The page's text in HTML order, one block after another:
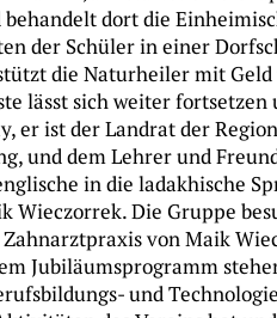
dort die
der Schüler in einer
die Naturheiler mit
lässt sich weiter fortsetzen
er ist der Landrat der
und dem Lehrer und
in die ladakhische
Wieczorrek. Die Gruppe
von Maik
Jubiläumsprogramm
und